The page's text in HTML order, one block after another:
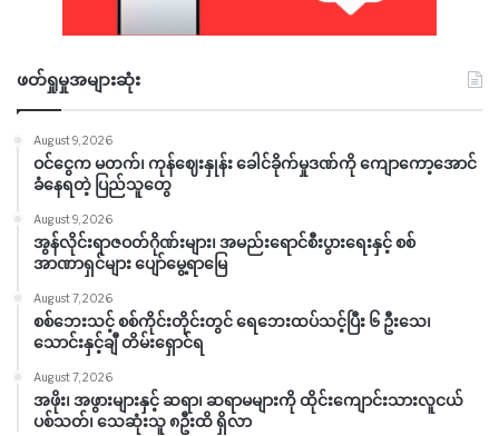
ဖတ်ရှုမှုအများဆုံး
August 9, 2026
ဝင်ငွေက မတက်၊ ကုန်ဈေးနှုန်း ခေါင်ခိုက်မှုဒဏ်ကို ကျောကော့အောင်
ခံနေရတဲ့ ပြည်သူတွေ
August 9, 2026
အွန်လိုင်းရာဇဝတ်ဂိုဏ်းများ၊ အမည်းရောင်စီးပွားရေးနှင့် စစ်
အာဏာရှင်များ ပျော်မွေ့ရာမြေ
August 7, 2026
စစ်ဘေးသင့် စစ်ကိုင်းတိုင်းတွင် ရေဘေးထပ်သင့်ပြီး ၆ ဦးသေ၊
သောင်းနှင့်ချီ တိမ်းရှောင်ရ
August 7, 2026
အဖိုး၊ အဖွားများနှင့် ဆရာ၊ ဆရာမများကို ထိုင်းကျောင်းသားလူငယ်
ပစ်သတ်၊ သေဆုံးသူ ၈ဦးထိ ရှိလာ